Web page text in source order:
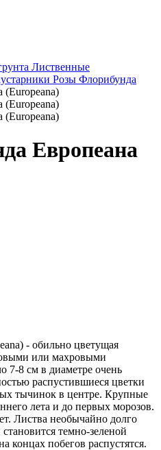
Лиственные
Розы Флорибунда
Европеана
- обильно цветущая
или махровыми
7-8 см в диаметре очень
распустившиеся цветки
тычинок в центре. Крупные
лета и до первых морозов.
Листва необычайно долго
темно-зеленой
концах побегов распустятся.